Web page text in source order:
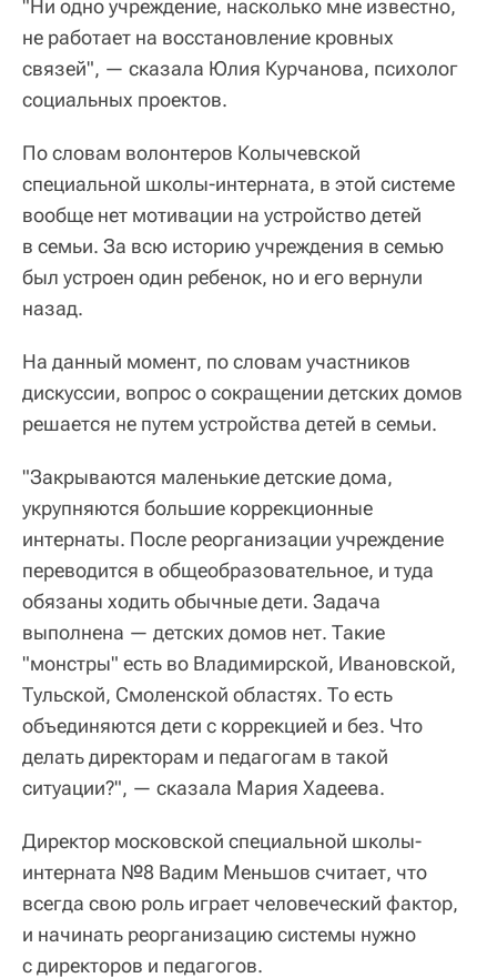
"Ни одно учреждение, насколько мне известно,
не работает на восстановление кровных
связей", — сказала Юлия Курчанова, психолог
социальных проектов.
По словам волонтеров Колычевской
специальной школы-интерната, в этой системе
вообще нет мотивации на устройство детей
в семьи. За всю историю учреждения в семью
был устроен один ребенок, но и его вернули
назад.
На данный момент, по словам участников
дискуссии, вопрос о сокращении детских домов
решается не путем устройства детей в семьи.
"Закрываются маленькие детские дома,
укрупняются большие коррекционные
интернаты. После реорганизации учреждение
переводится в общеобразовательное, и туда
обязаны ходить обычные дети. Задача
выполнена — детских домов нет. Такие
"монстры" есть во Владимирской, Ивановской,
Тульской, Смоленской областях. То есть
объединяются дети с коррекцией и без. Что
делать директорам и педагогам в такой
ситуации?", — сказала Мария Хадеева.
Директор московской специальной школы-
интерната №8 Вадим Меньшов считает, что
всегда свою роль играет человеческий фактор,
и начинать реорганизацию системы нужно
с директоров и педагогов.